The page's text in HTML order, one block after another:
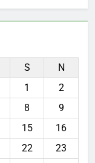
S
N
1
2
8
9
15
16
22
23